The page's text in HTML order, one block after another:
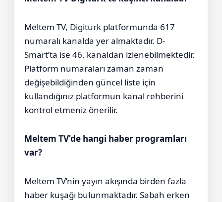
Meltem TV, Digiturk platformunda 617
numaralı kanalda yer almaktadır. D-
Smart’ta ise 46. kanaldan izlenebilmektedir.
Platform numaraları zaman zaman
değişebildiğinden güncel liste için
kullandığınız platformun kanal rehberini
kontrol etmeniz önerilir.
Meltem TV’de hangi haber programları
var?
Meltem TV’nin yayın akışında birden fazla
haber kuşağı bulunmaktadır. Sabah erken